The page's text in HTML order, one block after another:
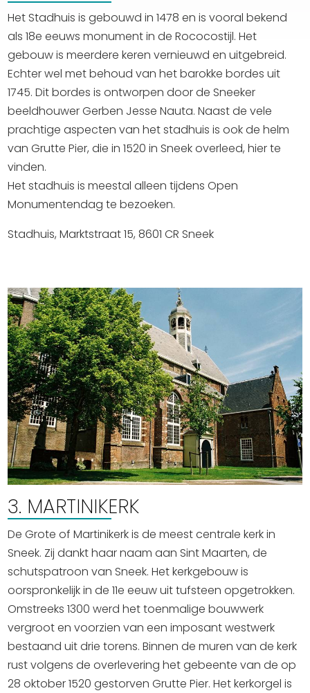
Het Stadhuis is gebouwd in 1478 en is vooral bekend
als 18e eeuws monument in de Rococostijl. Het
gebouw is meerdere keren vernieuwd en uitgebreid.
Echter wel met behoud van het barokke bordes uit
1745. Dit bordes is ontworpen door de Sneeker
beeldhouwer Gerben Jesse Nauta. Naast de vele
prachtige aspecten van het stadhuis is ook de helm
van Grutte Pier, die in 1520 in Sneek overleed, hier te
vinden.
Het stadhuis is meestal alleen tijdens Open
Monumentendag te bezoeken.
Stadhuis, Marktstraat 15, 8601 CR Sneek
3. MARTINIKERK
De Grote of Martinikerk is de meest centrale kerk in
Sneek. Zij dankt haar naam aan Sint Maarten, de
schutspatroon van Sneek. Het kerkgebouw is
oorspronkelijk in de 11e eeuw uit tufsteen opgetrokken.
Omstreeks 1300 werd het toenmalige bouwwerk
vergroot en voorzien van een imposant westwerk
bestaand uit drie torens. Binnen de muren van de kerk
rust volgens de overlevering het gebeente van de op
28 oktober 1520 gestorven Grutte Pier. Het kerkorgel is